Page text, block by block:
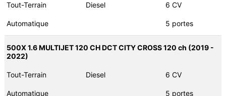
Tout-Terrain Diesel 6 CV
Automatique 5 portes
500X 1.6 MULTIJET 120 CH DCT CITY CROSS 120 ch (2019 -
2022)
Tout-Terrain Diesel 6 CV
Automatique 5 portes